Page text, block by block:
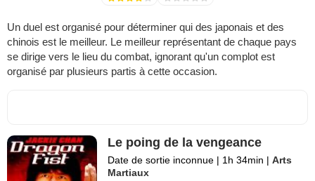
Un duel est organisé pour déterminer qui des japonais et des
chinois est le meilleur. Le meilleur représentant de chaque pays
se dirige vers le lieu du combat, ignorant qu'un complot est
organisé par plusieurs partis à cette occasion.
Le poing de la vengeance
Date de sortie inconnue | 1h 34min | Arts
Martiaux